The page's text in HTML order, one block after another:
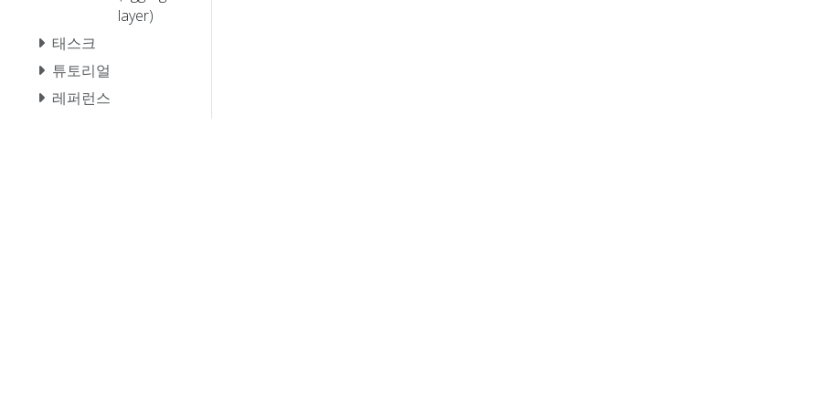
layer)
태스크
튜토리얼
레퍼런스